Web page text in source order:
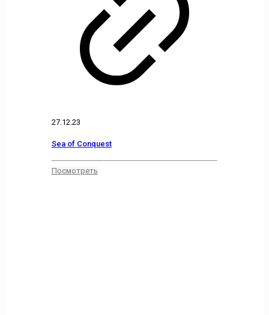
27.12.23
Sea of Conquest
Посмотреть